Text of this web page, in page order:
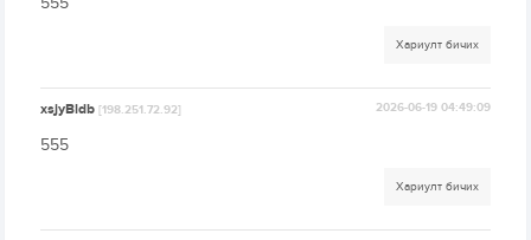
Хариулт бичих
xsjyBldb[198.251.72.92] 2026-06-19 04:49:09
555
Хариулт бичих